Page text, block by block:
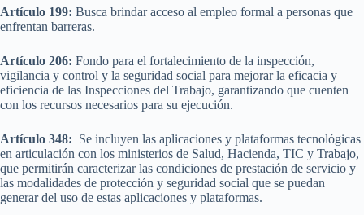
Artículo 199: Busca brindar acceso al empleo formal a personas que
enfrentan barreras.
Artículo 206: Fondo para el fortalecimiento de la inspección,
vigilancia y control y la seguridad social para mejorar la eficacia y
eficiencia de las Inspecciones del Trabajo, garantizando que cuenten
con los recursos necesarios para su ejecución.
Artículo 348: Se incluyen las aplicaciones y plataformas tecnológicas
en articulación con los ministerios de Salud, Hacienda, TIC y Trabajo,
que permitirán caracterizar las condiciones de prestación de servicio y
las modalidades de protección y seguridad social que se puedan
generar del uso de estas aplicaciones y plataformas.